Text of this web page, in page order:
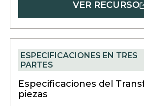
VER RECURSO
ESPECIFICACIONES EN TRES
PARTES
Especificaciones del
piezas